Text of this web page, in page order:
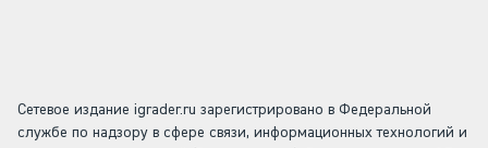
Сетевое издание igrader.ru зарегистрировано в Федеральной
службе по надзору в сфере связи, информационных технологий и